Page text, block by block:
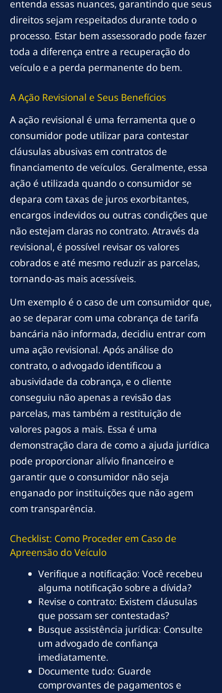
entenda essas nuances, garantindo que seus
direitos sejam respeitados durante todo o
processo. Estar bem assessorado pode fazer
toda a diferença entre a recuperação do
veículo e a perda permanente do bem.
A Ação Revisional e Seus Benefícios
A ação revisional é uma ferramenta que o
consumidor pode utilizar para contestar
cláusulas abusivas em contratos de
financiamento de veículos. Geralmente, essa
ação é utilizada quando o consumidor se
depara com taxas de juros exorbitantes,
encargos indevidos ou outras condições que
não estejam claras no contrato. Através da
revisional, é possível revisar os valores
cobrados e até mesmo reduzir as parcelas,
tornando-as mais acessíveis.
Um exemplo é o caso de um consumidor que,
ao se deparar com uma cobrança de tarifa
bancária não informada, decidiu entrar com
uma ação revisional. Após análise do
contrato, o advogado identificou a
abusividade da cobrança, e o cliente
conseguiu não apenas a revisão das
parcelas, mas também a restituição de
valores pagos a mais. Essa é uma
demonstração clara de como a ajuda jurídica
pode proporcionar alívio financeiro e
garantir que o consumidor não seja
enganado por instituições que não agem
com transparência.
Checklist: Como Proceder em Caso de
Apreensão do Veículo
Verifique a notificação: Você recebeu
alguma notificação sobre a dívida?
Revise o contrato: Existem cláusulas
que possam ser contestadas?
Busque assistência jurídica: Consulte
um advogado de confiança
imediatamente.
Documente tudo: Guarde
comprovantes de pagamentos e